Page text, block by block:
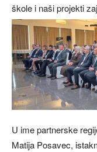
škole i naši projekti
U ime partnerske
Matija Posavec,